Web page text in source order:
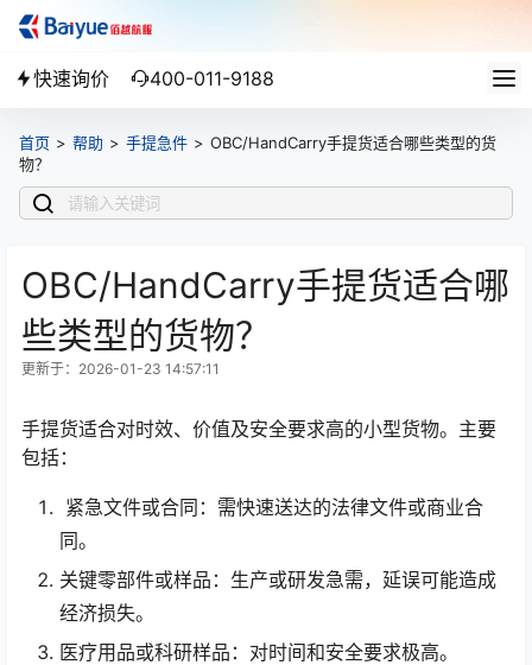
快速询价 400-011-9188
首页 > 帮助 > 手提急件 > OBC/HandCarry手提货适合哪些类型的货
物？
OBC/HandCarry手提货适合哪
些类型的货物？
更新于：2026-01-23 14:57:11
手提货适合对时效、价值及安全要求高的小型货物。主要
包括：
紧急文件或合同：需快速送达的法律文件或商业合
同。
关键零部件或样品：生产或研发急需，延误可能造成
经济损失。
医疗用品或科研样品：对时间和安全要求极高。